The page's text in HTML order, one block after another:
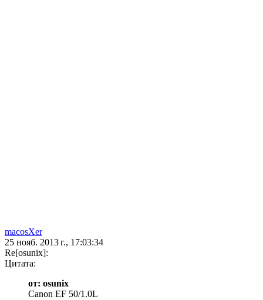
macosXer
25 нояб. 2013 г., 17:03:34
Re[osunix]:
Цитата:
от: osunix
Canon EF 50/1.0L